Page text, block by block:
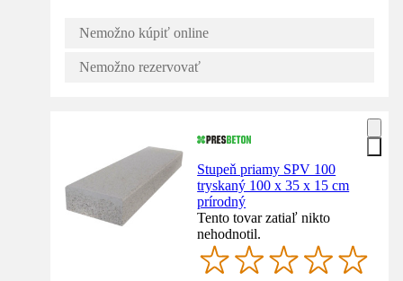
Nemožno kúpiť online
Nemožno rezervovať
Stupeň priamy SPV 100
tryskaný 100 x 35 x 15 cm
prírodný
Tento tovar zatiaľ nikto
nehodnotil.